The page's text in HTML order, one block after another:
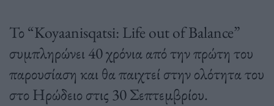
Το “Koyaanisqatsi: Life out of Balance”
συμπληρώνει 40 χρόνια από την πρώτη του
παρουσίαση και θα παιχτεί στην ολότητα του
στο Ηρώδειο στις 30 Σεπτεμβρίου.